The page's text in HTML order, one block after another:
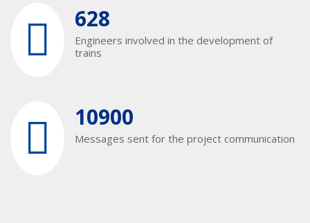
628
Engineers involved in the development of
trains
10900
Messages sent for the project communication